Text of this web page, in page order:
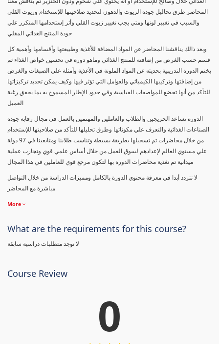
المحاضر طرق تحاليل جودة الزيوت والدهون لتحديد صلاحيتها للإستخدام وزيوت القلي
والسبب في تغيير لونها ومتي يجب تغيير زيوت القلي وأثر إستخدامها المتكرر علي
جودة المنتج الغذائي المقلي
وبعد ذالك يناقشنا المحاضر عن المواد المضافة للأغذية وطبيعتها وأقسامها وأهمية كل
قسم حسب الغرض من إضافته للمنتج الغذائي وماهو دورة في تحسين خواص الغذاء ثم
يختم الدورة التدريبية بحديثه عن المواد الملونة في الأغذية وأمثلة علي الصبغات والغرض
من إضافتها وتركيبها الكيميائي والعوامل التي تؤثر فيها وكيف يمكن تحديد تركيزاتها
للتأكد من أنها تخضع للمواصفات القياسية وفي حدود الإطار المسموح به بما يحقق رغبة
العميل
الدورة تساعد الخريجين والطلاب والعاملين والمهتمين بالعمل في مجال رقابة جودة
الصناعات الغذائية والتعرف علي مكوناتها وطرق تحليلها للتأكد من صلاحيتها للإستخدام
من خلال محاضرات تم تسجيلها بطريقة بسيطة وتناسب طلابنا ومتابعينا في 97 دولة
علي مستوي العالم لإعدادهم لسوق العمل من خلال أساس علمي قوي وتجارب عملية
ميدانية تم تغذية محاضرات الدورة بها لتكون مرجع قوي للعاملين في هذا المجال
لا تتردد أبدا في معرفة محتوي الدورة بالكامل ومميزات الدراسة من خلال التواصل
مباشرة مع المحاضر
More
What are the requirements for this course?
لا توجد متطلبات دراسية سابقة
Course Review
0